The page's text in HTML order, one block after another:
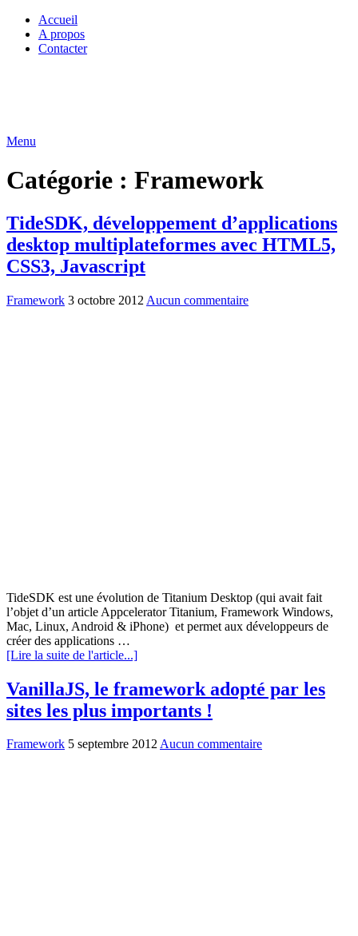
Accueil
A propos
Contacter
Menu
Catégorie : Framework
TideSDK, développement d’applications
desktop multiplateformes avec HTML5,
CSS3, Javascript
Framework 3 octobre 2012 Aucun commentaire
TideSDK est une évolution de Titanium Desktop (qui avait fait
l’objet d’un article Appcelerator Titanium, Framework Windows,
Mac, Linux, Android & iPhone) et permet aux développeurs de
créer des applications …
[Lire la suite de l'article...]
VanillaJS, le framework adopté par les
sites les plus importants !
Framework 5 septembre 2012Aucun commentaire